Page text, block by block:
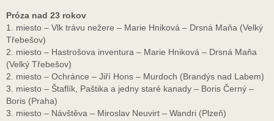
Próza nad 23 rokov
1. miesto – Vlk trávu nežere – Marie Hniková – Drsná Maňa (Velký
Třebešov)
2. miesto – Hastrošova inventura – Marie Hniková – Drsná Maňa
(Velký Třebešov)
2. miesto – Ochránce – Jiří Hons – Murdoch (Brandýs nad Labem)
3. miesto – Štaflík, Paštika a jedny staré kanady – Boris Černý –
Boris (Praha)
3. miesto – Návštěva – Miroslav Neuvirt – Wandri (Plzeň)